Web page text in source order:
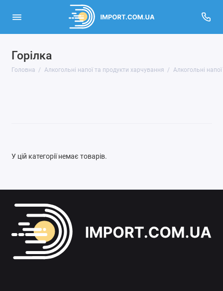
Горілка
Головна Алкогольні напої та продукти харчування Алкогольні напої
У цій категорії немає товарів.